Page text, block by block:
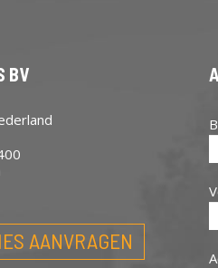
BV
AANVRAGEN